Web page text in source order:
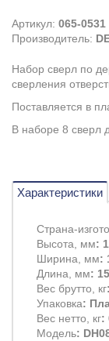
Артикул: 065-0531
Производитель:
Набор сверл по
сверления
Поставляется в
В наборе 8 сверл
Характеристики
Страна-
Высота, мм:
Ширина, мм:
Длина, мм:
Вес брутто, кг
Упаковка:
Вес нетто, кг:
Модель: